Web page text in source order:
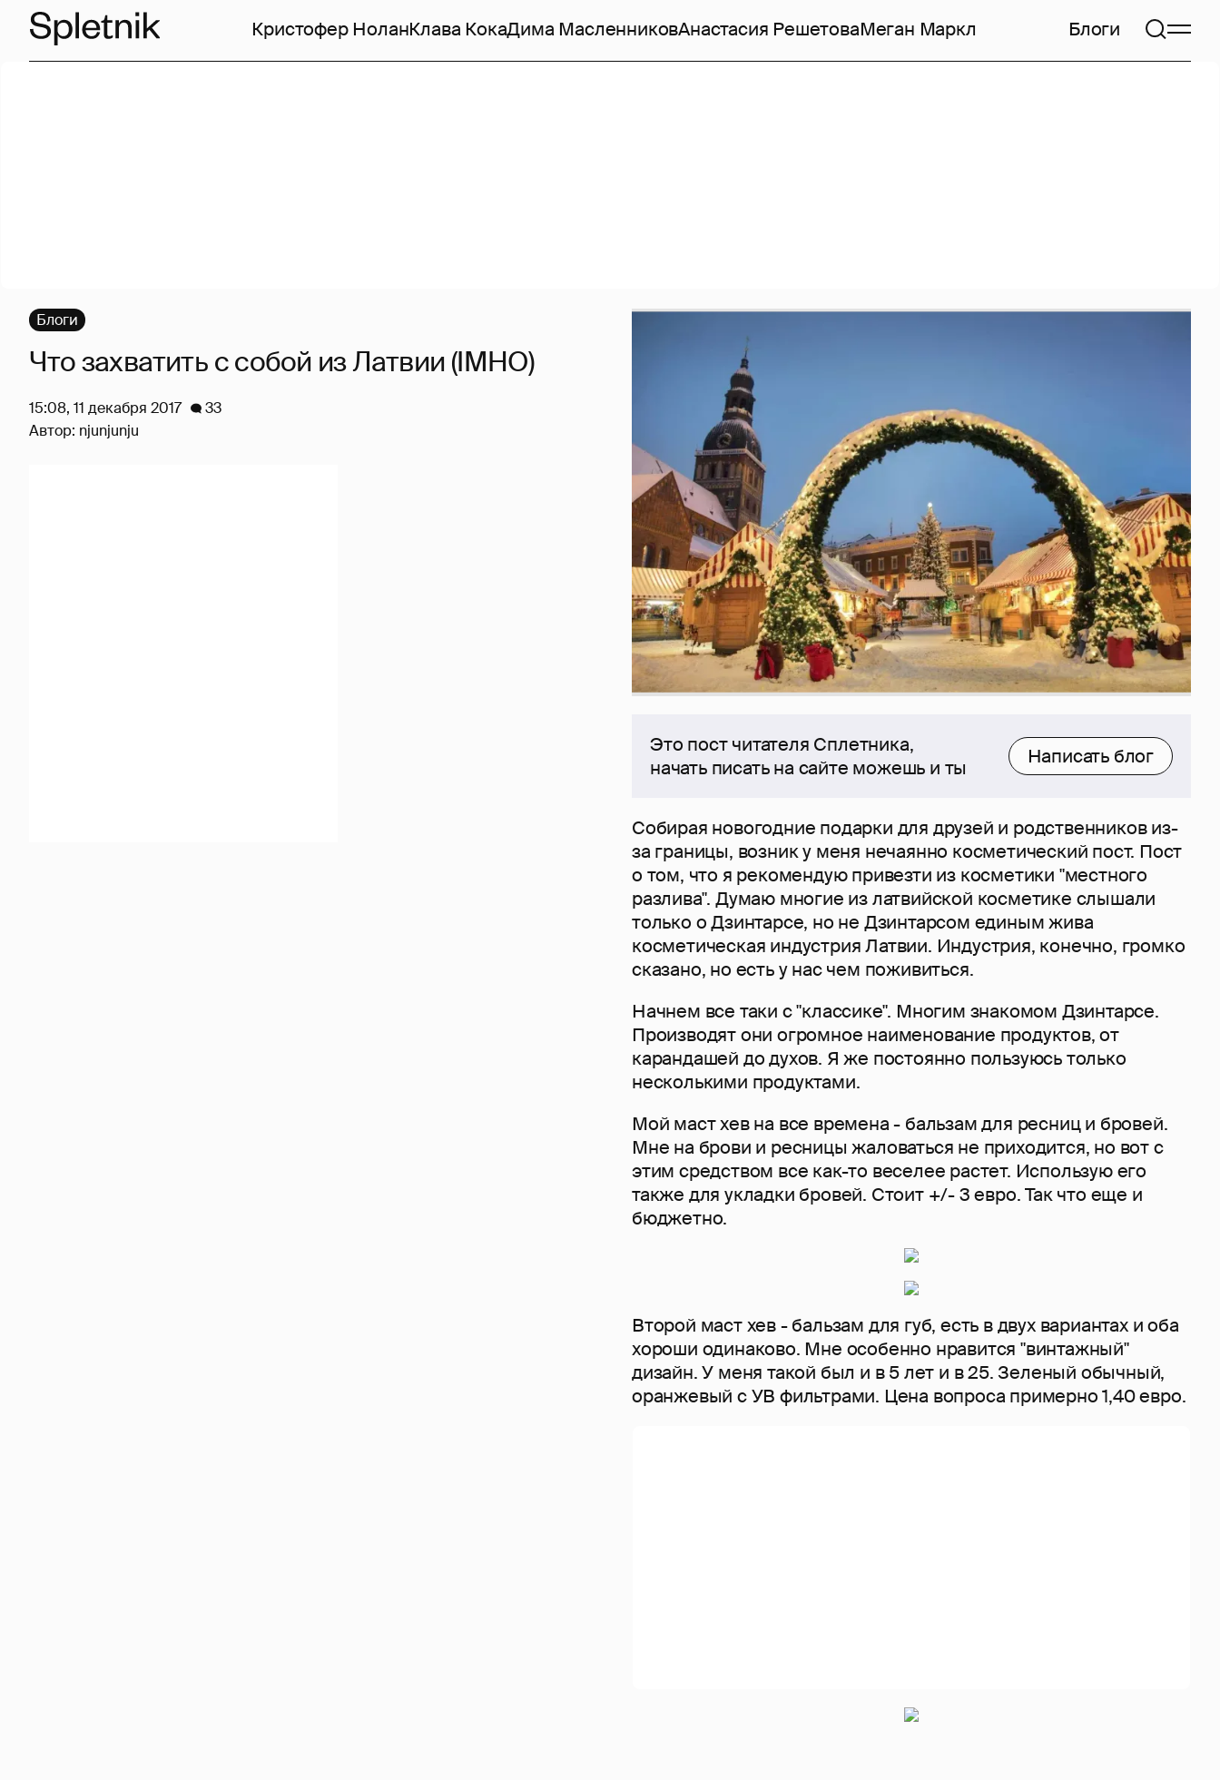
Кристофер НоланКлава КокаДима МасленниковАнастасия РешетоваМеган Маркл Блоги
Это пост читателя Сплетника,
начать писать на сайте можешь и ты
Написать блог
Собирая новогодние подарки для друзей и родственников из-
за границы, возник у меня нечаянно косметический пост. Пост
о том, что я рекомендую привезти из косметики "местного
разлива". Думаю многие из латвийской косметике слышали
только о Дзинтарсе, но не Дзинтарсом единым жива
косметическая индустрия Латвии. Индустрия, конечно, громко
сказано, но есть у нас чем поживиться.
Начнем все таки с "классике". Многим знакомом Дзинтарсе.
Производят они огромное наименование продуктов, от
карандашей до духов. Я же постоянно пользуюсь только
несколькими продуктами.
Мой маст хев на все времена - бальзам для ресниц и бровей.
Мне на брови и ресницы жаловаться не приходится, но вот с
этим средством все как-то веселее растет. Использую его
также для укладки бровей. Стоит +/- 3 евро. Так что еще и
бюджетно.
Второй маст хев - бальзам для губ, есть в двух вариантах и оба
хороши одинаково. Мне особенно нравится "винтажный"
дизайн. У меня такой был и в 5 лет и в 25. Зеленый обычный,
оранжевый с УВ фильтрами. Цена вопроса примерно 1,40 евро.
Блоги
Что захватить с собой из Латвии (IMHO)
15:08, 11 декабря 2017
33
Автор: njunjunju